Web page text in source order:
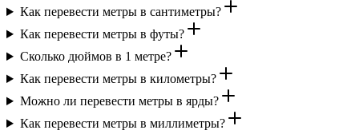
Как перевести метры в сантиметры?
Как перевести метры в футы?
Сколько дюймов в 1 метре?
Как перевести метры в километры?
Можно ли перевести метры в ярды?
Как перевести метры в миллиметры?